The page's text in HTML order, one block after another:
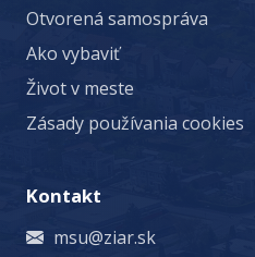
Otvorená samospráva
Ako vybaviť
Život v meste
Zásady používania cookies
Kontakt
msu@ziar.sk